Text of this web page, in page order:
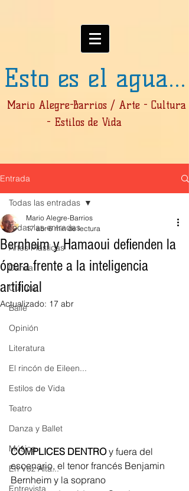
Esto es el agua...
Mario Alegre-Barrios / Arte - Cultura
- Estilos de Vida
Entrada
Todas las entradas
Artes Plásticas
Danza
Cultura
Baile
Opinión
Literatura
El rincón de Eileen...
Estilos de Vida
Teatro
Danza y Ballet
Música
En Voz Alta...
Entrevista
Todas las entradas
Bernheim y Hamaoui defienden la
ópera frente a la inteligencia
artificial
Mario Alegre-Barrios
17 abr 6 min de lectura
Actualizado: 17 abr
CÓMPLICES DENTRO y fuera del
escenario, el tenor francés Benjamin
Bernheim y la soprano